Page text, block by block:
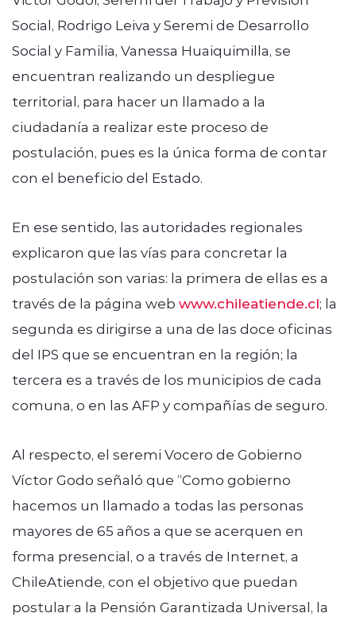
Social, Rodrigo Leiva y Seremi de Desarrollo
Social y Familia, Vanessa Huaiquimilla, se
encuentran realizando un despliegue
territorial, para hacer un llamado a la
ciudadanía a realizar este proceso de
postulación, pues es la única forma de contar
con el beneficio del Estado.
En ese sentido, las autoridades regionales
explicaron que las vías para concretar la
postulación son varias: la primera de ellas es a
través de la página web www.chileatiende.cl; la
segunda es dirigirse a una de las doce oficinas
del IPS que se encuentran en la región; la
tercera es a través de los municipios de cada
comuna, o en las AFP y compañías de seguro.
Al respecto, el seremi Vocero de Gobierno
Víctor Godo señaló que “Como gobierno
hacemos un llamado a todas las personas
mayores de 65 años a que se acerquen en
forma presencial, o a través de Internet, a
ChileAtiende, con el objetivo que puedan
postular a la Pensión Garantizada Universal, la